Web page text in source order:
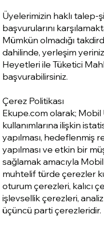
Üyelerimizin haklı
başvurularını
Mümkün olmadığı
dahilinde, yerleşim
Heyetleri ile Tüketici
başvurabilirsiniz.
Çerez Politikası
Ekupe.com olarak;
kullanımlarına ilişkin
yapılması, hedeflenmiş
yapılması ve etkin bir
sağlamak amacıyla
muhtelif türde çerezler
oturum çerezleri, kalıcı
işlevsellik çerezleri,
üçüncü parti çerezleridir.